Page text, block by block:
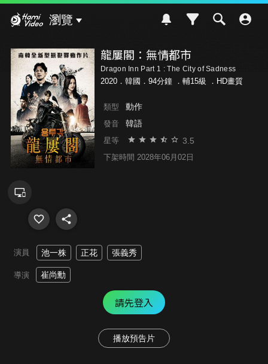
瀏覽
龍屢閣：無情都市
Dragon Inn Part 1 : The City of Sadness
2020．韓國．94分鐘 ． 輔15級 ．HD畫質
類型 動作
發音 韓語
星等 3.5
下架時間 2028年06月02日
演員 池一株 正花 張義秀
導演 崔尚勳
請先登入
播放預告片